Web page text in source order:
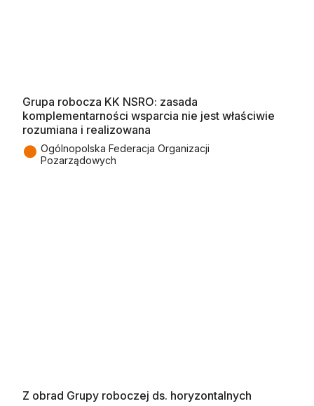
Grupa robocza KK NSRO: zasada
komplementarności wsparcia nie jest właściwie
rozumiana i realizowana
● Ogólnopolska Federacja Organizacji
Pozarządowych
Z obrad Grupy roboczej ds. horyzontalnych